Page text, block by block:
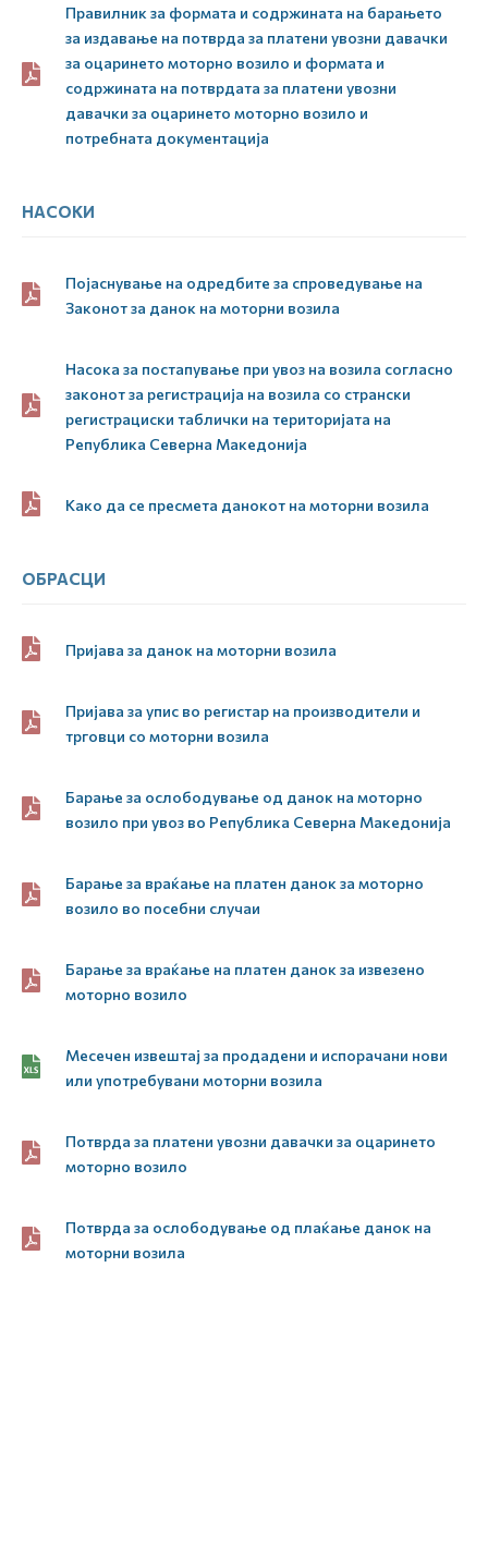
Правилник за формата и содржината на барањето
за издавање на потврда за платени увозни давачки
за оцаринето моторно возило и формата и
содржината на потврдата за платени увозни
давачки за оцаринето моторно возило и
потребната документација
НАСОКИ
Појаснување на одредбите за спроведување на
Законот за данок на моторни возила
Насока за постапување при увоз на возила согласно
законот за регистрација на возила со странски
регистрациски таблички на територијата на
Република Северна Македонија
Како да се пресмета данокот на моторни возила
ОБРАСЦИ
Пријава за данок на моторни возила
Пријава за упис во регистар на производители и
трговци со моторни возила
Барање за ослободување од данок на моторно
возило при увоз во Република Северна Македонија
Барање за враќање на платен данок за моторно
возило во посебни случаи
Барање за враќање на платен данок за извезено
моторно возило
Месечен извештај за продадени и испорачани нови
или употребувани моторни возила
Потврда за платени увозни давачки за оцаринето
моторно возило
Потврда за ослободување од плаќање данок на
моторни возила